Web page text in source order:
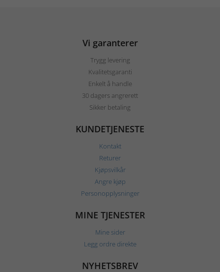
Vi garanterer
Trygg levering
Kvalitetsgaranti
Enkelt å handle
30 dagers angrerett
Sikker betaling
KUNDETJENESTE
Kontakt
Returer
Kjøpsvilkår
Angre kjøp
Personopplysninger
MINE TJENESTER
Mine sider
Legg ordre direkte
NYHETSBREV